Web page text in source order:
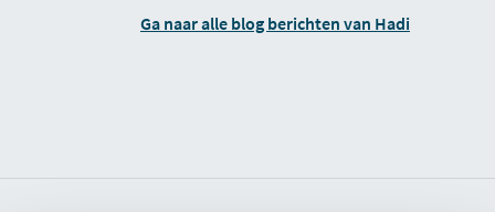
Ga naar alle blog berichten van Hadi